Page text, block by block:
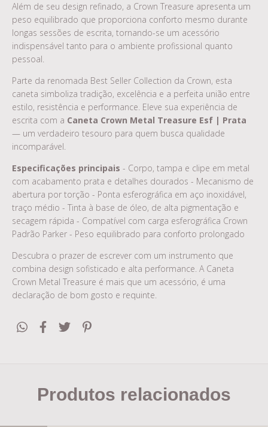
Além de seu design refinado, a Crown Treasure apresenta um
peso equilibrado que proporciona conforto mesmo durante
longas sessões de escrita, tornando-se um acessório
indispensável tanto para o ambiente profissional quanto
pessoal.
Parte da renomada Best Seller Collection da Crown, esta
caneta simboliza tradição, excelência e a perfeita união entre
estilo, resistência e performance. Eleve sua experiência de
escrita com a Caneta Crown Metal Treasure Esf | Prata
— um verdadeiro tesouro para quem busca qualidade
incomparável.
Especificações principais - Corpo, tampa e clipe em metal
com acabamento prata e detalhes dourados - Mecanismo de
abertura por torção - Ponta esferográfica em aço inoxidável,
traço médio - Tinta à base de óleo, de alta pigmentação e
secagem rápida - Compatível com carga esferográfica Crown
Padrão Parker - Peso equilibrado para conforto prolongado
Descubra o prazer de escrever com um instrumento que
combina design sofisticado e alta performance. A Caneta
Crown Metal Treasure é mais que um acessório, é uma
declaração de bom gosto e requinte.
Produtos relacionados